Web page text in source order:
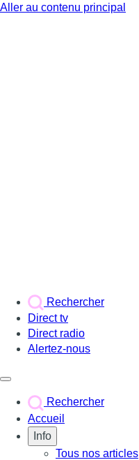
Aller au contenu principal
Rechercher
Direct tv
Direct radio
Alertez-nous
Rechercher
Accueil
Info
Tous nos articles